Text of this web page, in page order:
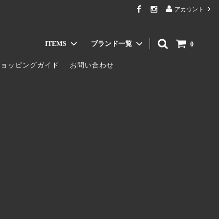
アカウント
0
ITEMS ブランド一覧
ッピングガイド
お問い合わせ